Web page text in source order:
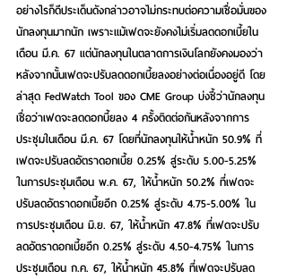
อย่างไรก็ดีประเด็นดังกล่าวอาจไม่กระทบต่อความเชื่อมั่นของ
นักลงทุนมากนัก เพราะแม้เฟดจะยังคงไม่เริ่มลดดอกเบี้ยใน
เดือน มี.ค. 67 แต่นักลงทุนในตลาดการเงินโลกยังคงมองว่า
หลังจากนั้นเฟดจะปรับลดดอกเบี้ยลงอย่างต่อเนื่องอยู่ดี โดย
ล่าสุด FedWatch Tool ของ CME Group บ่งชี้ว่านักลงทุน
เชื่อว่าเฟดจะลดดอกบี้ยลง 4 ครั้งติดต่อกันหลังจากการ
ประชุมในเดือน มี.ค. 67 โดยที่นักลงทุนให้น้ำหนัก 50.9% ที่
เฟดจะปรับลดอัตราดอกเบี้ย 0.25% สู่ระดับ 5.00-5.25%
ในการประชุมเดือน พ.ค. 67, ให้น้ำหนัก 50.2% ที่เฟดจะ
ปรับลดอัตราดอกเบี้ยอีก 0.25% สู่ระดับ 4.75-5.00% ใน
การประชุมเดือน มิ.ย. 67, ให้น้ำหนัก 47.8% ที่เฟดจะปรับ
ลดอัตราดอกเบี้ยอีก 0.25% สู่ระดับ 4.50-4.75% ในการ
ประชุมเดือน ก.ค. 67, ให้น้ำหนัก 45.8% ที่เฟดจะปรับลด